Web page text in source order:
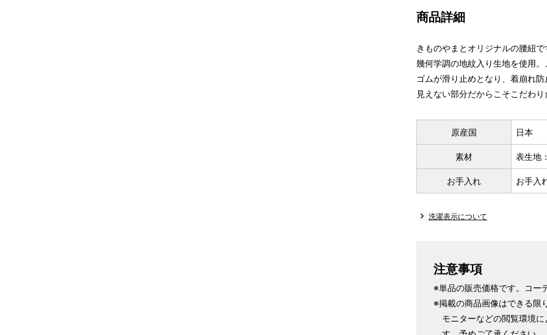
商品詳細
きものやまとオリジナルの腰紐で
幾何学調の地紋入り生地を使用
ゴムが滑り止めとなり、着崩れ防
見えない部分だからこそこだわり
原産国 日本
素材 表生地
お手入れ お手入
洗濯表示について
注意事項
※単品の販売価格です。コー
※掲載の商品画像はできる限
モニターなどの閲覧環境